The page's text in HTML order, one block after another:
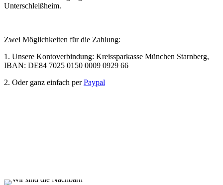
Unterschleißheim.
Zwei Möglichkeiten für die Zahlung:
1. Unsere Kontoverbindung: Kreissparkasse München Starnberg,
IBAN: DE84 7025 0150 0009 0929 66
2. Oder ganz einfach perPaypal